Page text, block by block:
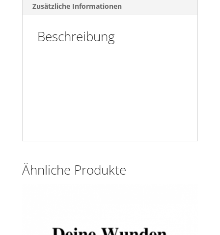
Zusätzliche Informationen
Beschreibung
Ähnliche Produkte